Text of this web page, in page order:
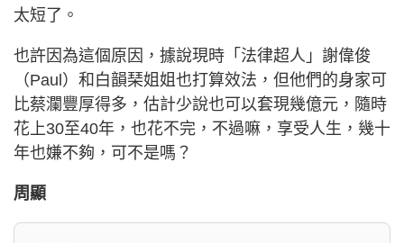
太短了。
也許因為這個原因，據說現時「法律超人」謝偉俊
（Paul）和白韻琹姐姐也打算效法，但他們的身家可
比蔡瀾豐厚得多，估計少說也可以套現幾億元，隨時
花上30至40年，也花不完，不過嘛，享受人生，幾十
年也嫌不夠，可不是嗎？
周顯